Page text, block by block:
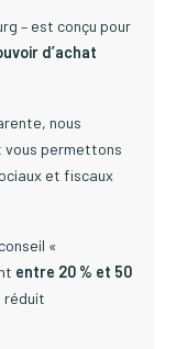
– est conçu pour
d’achat
nous
vous permettons
et fiscaux
«
entre 20 % et 50
réduit